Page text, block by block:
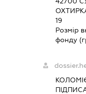
19
Розмір
фонду